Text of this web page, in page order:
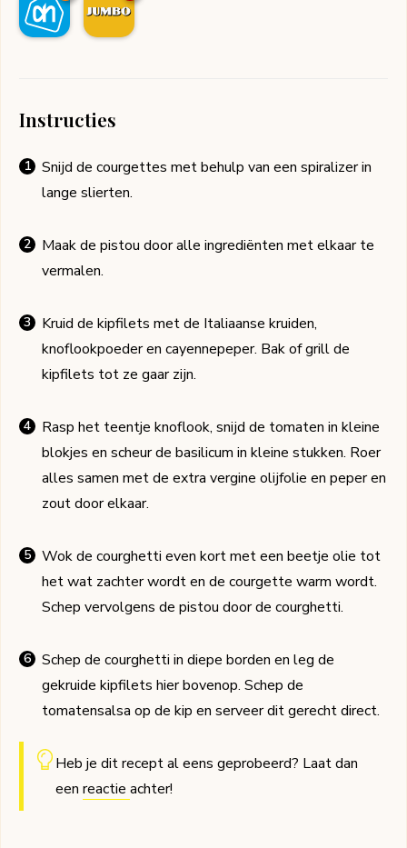
Instructies
Snijd de courgettes met behulp van een spiralizer in
lange slierten.
Maak de pistou door alle ingrediënten met elkaar te
vermalen.
Kruid de kipfilets met de Italiaanse kruiden,
knoflookpoeder en cayennepeper. Bak of grill de
kipfilets tot ze gaar zijn.
Rasp het teentje knoflook, snijd de tomaten in kleine
blokjes en scheur de basilicum in kleine stukken. Roer
alles samen met de extra vergine olijfolie en peper en
zout door elkaar.
Wok de courghetti even kort met een beetje olie tot
het wat zachter wordt en de courgette warm wordt.
Schep vervolgens de pistou door de courghetti.
Schep de courghetti in diepe borden en leg de
gekruide kipfilets hier bovenop. Schep de
tomatensalsa op de kip en serveer dit gerecht direct.
Heb je dit recept al eens geprobeerd? Laat dan
een reactie achter!